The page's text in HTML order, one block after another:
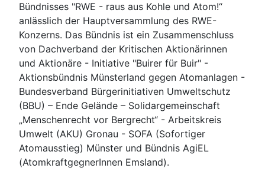
Bündnisses "RWE - raus aus Kohle und Atom!“
anlässlich der Hauptversammlung des RWE-
Konzerns. Das Bündnis ist ein Zusammenschluss
von Dachverband der Kritischen Aktionärinnen
und Aktionäre - Initiative "Buirer für Buir" -
Aktionsbündnis Münsterland gegen Atomanlagen -
Bundesverband Bürgerinitiativen Umweltschutz
(BBU) – Ende Gelände – Solidargemeinschaft
„Menschenrecht vor Bergrecht“ - Arbeitskreis
Umwelt (AKU) Gronau - SOFA (Sofortiger
Atomausstieg) Münster und Bündnis AgiEL
(AtomkraftgegnerInnen Emsland).